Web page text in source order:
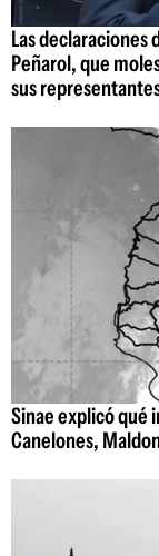
Las declaraciones
Peñarol, que
sus
Sinae explicó qué
Canelones,